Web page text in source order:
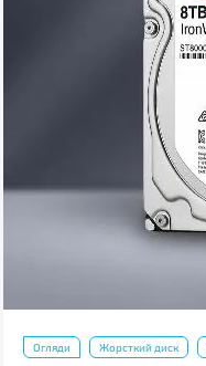
Огляди Жорсткий диск